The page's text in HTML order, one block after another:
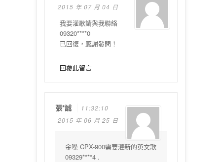
2015 年 07 月 04 日
我要灌歌請與我聯絡
09320****0
已回復，感謝發問！
回覆此留言
張*誠
11:32:10
2015 年 06 月 25 日
金嗓 CPX-900需要灌新的英文歌
09329****4 .